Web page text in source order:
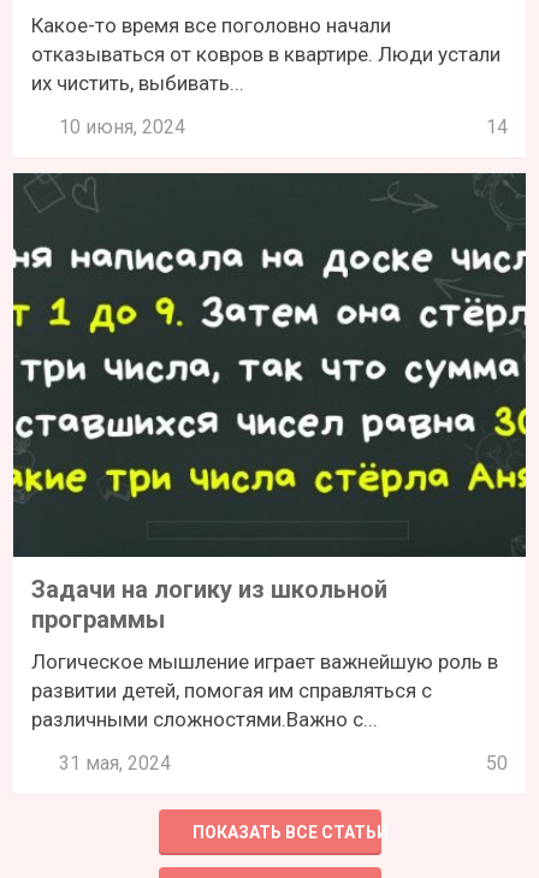
Какое-то время все поголовно начали
отказываться от ковров в квартире. Люди устали
их чистить, выбивать...
10 июня, 2024 14
Задачи на логику из школьной
программы
Логическое мышление играет важнейшую роль в
развитии детей, помогая им справляться с
различными сложностями.Важно с...
31 мая, 2024 50
ПОКАЗАТЬ ВСЕ СТАТЬИ